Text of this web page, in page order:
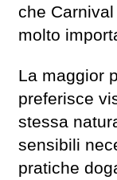
che
molto
La maggior
preferisce
stessa
sensibili
pratiche